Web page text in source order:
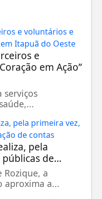
e
em Ação”
serviços
pela
de...
Rozique, a
aproxima a...